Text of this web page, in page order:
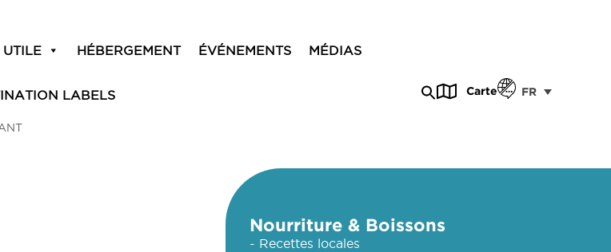
HÉBERGEMENT ÉVÉNEMENTS MÉDIAS
LABELS Carte FR
Nourriture & Boissons
- Recettes locales